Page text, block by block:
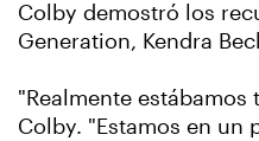
Colby demostró los
Generation, Kendra
"Realmente
Colby. "Estamos en un